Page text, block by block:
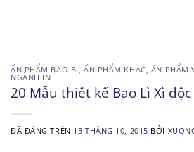
ẤN PHẨM BAO BÌ ẤN PHẨM KHÁC ẤN PHẨM
NGÀNH IN
20 Mẫu thiết kế Bao Lì Xì
ĐÃ ĐĂNG TRÊN 13 THÁNG 10, 2015 BỞI